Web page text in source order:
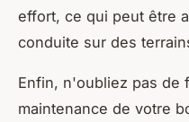
effort, ce qui peut être
conduite sur des
Enfin, n'oubliez pas de
maintenance de votre